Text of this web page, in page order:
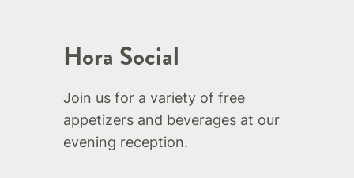
Hora Social
Join us for a variety of free
appetizers and beverages at our
evening reception.